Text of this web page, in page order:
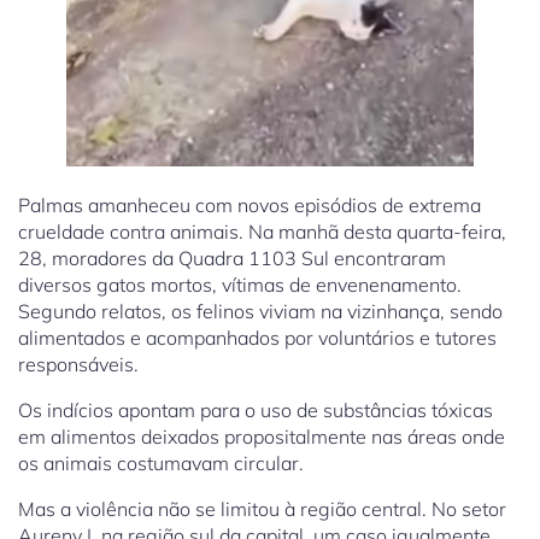
Palmas amanheceu com novos episódios de extrema
crueldade contra animais. Na manhã desta quarta-feira,
28, moradores da Quadra 1103 Sul encontraram
diversos gatos mortos, vítimas de envenenamento.
Segundo relatos, os felinos viviam na vizinhança, sendo
alimentados e acompanhados por voluntários e tutores
responsáveis.
Os indícios apontam para o uso de substâncias tóxicas
em alimentos deixados propositalmente nas áreas onde
os animais costumavam circular.
Mas a violência não se limitou à região central. No setor